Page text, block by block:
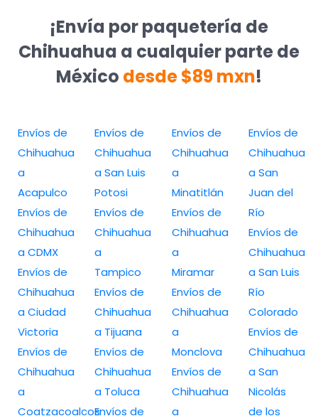
¡Envía por paquetería de
Chihuahua a cualquier parte de
México desde $89 mxn!
Envíos de
Chihuahua
a
Acapulco
Envíos de
Chihuahua
a CDMX
Envíos de
Chihuahua
a Ciudad
Victoria
Envíos de
Chihuahua
a
Coatzacoalcos
Envíos de
Chihuahua
a San Luis
Potosi
Envíos de
Chihuahua
a
Tampico
Envíos de
Chihuahua
a Tijuana
Envíos de
Chihuahua
a Toluca
Envíos de
Envíos de
Chihuahua
a
Minatitlán
Envíos de
Chihuahua
a
Miramar
Envíos de
Chihuahua
a
Monclova
Envíos de
Chihuahua
a
Envíos de
Chihuahua
a San
Juan del
Río
Envíos de
Chihuahua
a San Luis
Río
Colorado
Envíos de
Chihuahua
a San
Nicolás
de los